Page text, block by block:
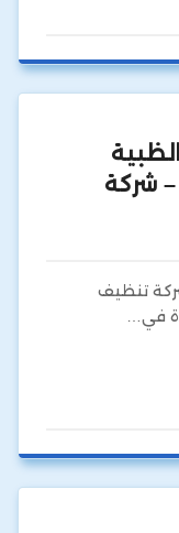
خصم 40% – شركة
تنظيف
في…